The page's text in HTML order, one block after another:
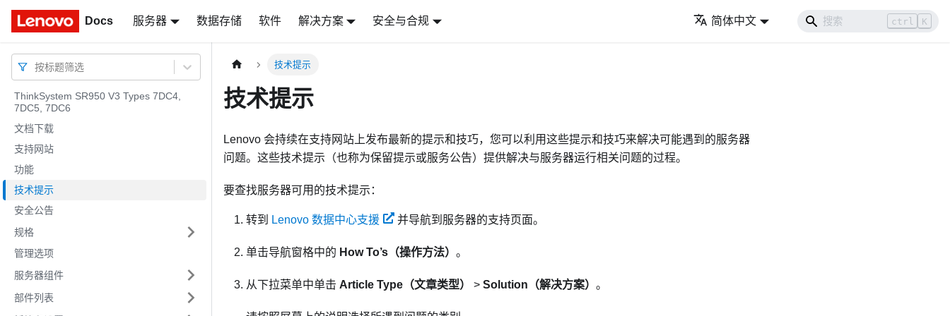
Docs 服务器 数据存储 软件 解决方案 安全与合规 简体中文 ctrl K
Docs
按标题筛选
ThinkSystem SR950 V3 Types 7DC4,
7DC5, 7DC6
文档下载
支持网站
功能
技术提示
安全公告
规格
管理选项
服务器组件
部件列表
技术提示
技术提示
Lenovo 会持续在支持网站上发布最新的提示和技巧，您可以利用这些提示和技巧来解决可能遇到的服务器
问题。这些技术提示（也称为保留提示或服务公告）提供解决与服务器运行相关问题的过程。
要查找服务器可用的技术提示：
转到 Lenovo 数据中心支援 并导航到服务器的支持页面。
单击导航窗格中的 How To’s（操作方法） 。
从下拉菜单中单击 Article Type（文章类型） > Solution（解决方案） 。